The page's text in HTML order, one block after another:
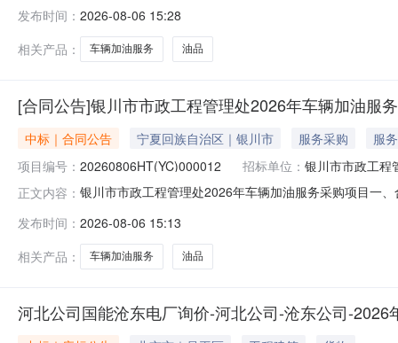
8236666六、合同主要信息主要标的名称：油品规格型
发布时间： 2026-08-06 15:28
相关产品：
车辆加油服务 油品
[合同公告]银川市市政工程管理处2026年车辆加油服
中标｜合同公告 宁夏回族自治区｜银川市 服务采购
服务
项目编号： 20260806HT(YC)000012 招标单位： 银川市市政工程
正文内容： 银川市市政工程管理处2026年车辆加油服务采购项目一
商（乙方）：宁夏大世界加油（气）有限公司地址：宁
发布时间： 2026-08-06 15:13
相关产品：
车辆加油服务 油品
河北公司国能沧东电厂询价-河北公司-沧东公司-